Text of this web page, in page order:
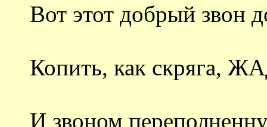
Вот этот добрый звон
Копить, как скряга,
И звоном